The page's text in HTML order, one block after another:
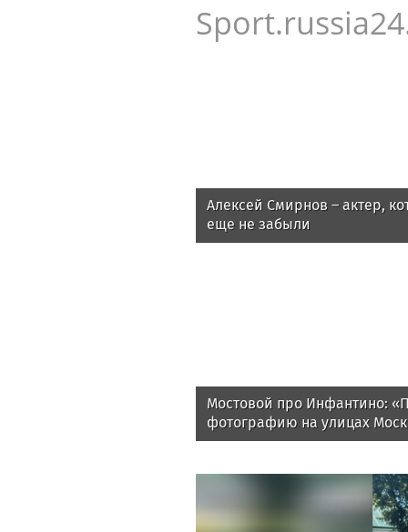
Алексей Смирнов – актер,
еще не забыли
Мостовой про Инфантино:
фотографию на улицах
человек скажут, что не
Джанни? Я не помню»